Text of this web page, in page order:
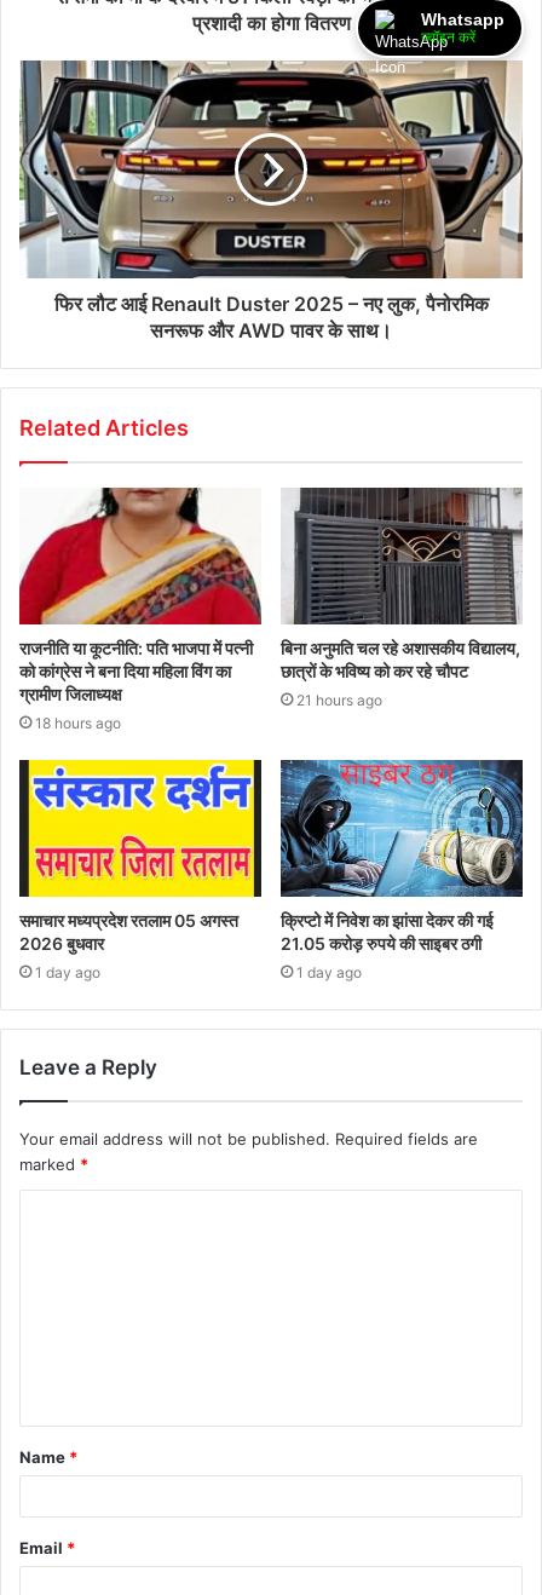
प्रशादी का होगा वितरण
फिर लौट आई Renault Duster 2025 – नए लुक, पैनोरमिक
सनरूफ और AWD पावर के साथ।
Related Articles
राजनीति या कूटनीति: पति भाजपा में पत्नी
को कांग्रेस ने बना दिया महिला विंग का
ग्रामीण जिलाध्यक्ष
18 hours ago
बिना अनुमति चल रहे अशासकीय विद्यालय,
छात्रों के भविष्य को कर रहे चौपट
21 hours ago
समाचार मध्यप्रदेश रतलाम 05 अगस्त
2026 बुधवार
1 day ago
क्रिप्टो में निवेश का झांसा देकर की गई
21.05 करोड़ रुपये की साइबर ठगी
1 day ago
Leave a Reply
Your email address will not be published. Required fields are
marked *
Name *
Email *
Whatsapp
ज्वॉइन करें